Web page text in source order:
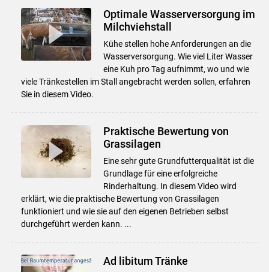
Optimale Wasserversorgung im
Milchviehstall
Kühe stellen hohe Anforderungen an die
Wasserversorgung. Wie viel Liter Wasser
eine Kuh pro Tag aufnimmt, wo und wie
viele Tränkestellen im Stall angebracht werden sollen, erfahren
Sie in diesem Video.
Praktische Bewertung von
Grassilagen
Eine sehr gute Grundfutterqualität ist die
Grundlage für eine erfolgreiche
Rinderhaltung. In diesem Video wird
erklärt, wie die praktische Bewertung von Grassilagen
funktioniert und wie sie auf den eigenen Betrieben selbst
durchgeführt werden kann. ...
Ad libitum Tränke